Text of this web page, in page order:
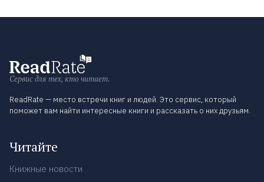
Сервис для тех, кто читает.
ReadRate — место встречи книг и людей. Это сервис, который
поможет вам найти интересные книги и рассказать о них друзьям.
Читайте
Книжные новости